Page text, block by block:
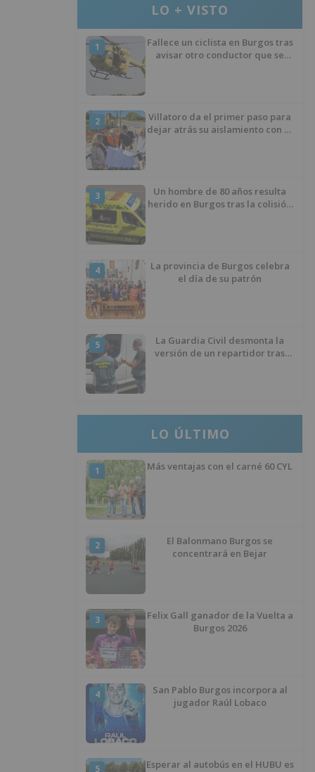
LO + VISTO
1
Fallece un ciclista en Burgos tras
avisar otro conductor que se
2
Villatoro da el primer paso para
dejar atrás su aislamiento con el
3
Un hombre de 80 años resulta
herido en Burgos tras la colisión
4
La provincia de Burgos celebra
el día de su patrón
5
La Guardia Civil desmonta la
versión de un repartidor tras
LO ÚLTIMO
1 Más ventajas con el carné 60 CYL
2
El Balonmano Burgos se
concentrará en Bejar
3
Felix Gall ganador de la Vuelta a
Burgos 2026
4
San Pablo Burgos incorpora al
jugador Raúl Lobaco
5
Esperar al autobús en el HUBU es